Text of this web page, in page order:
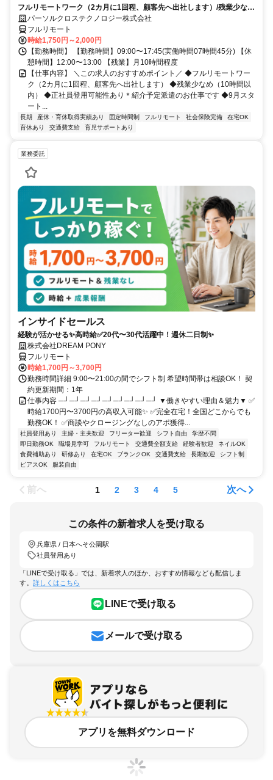
フルリモートワーク（2カ月に1回程、顧客先へ出社します）/残業少なめ
（10時間以内）/正社員登用可能性あり＊紹介予定派遣のお仕事です/9月
スタート/経験を活かせます
パーソルクロステクノロジー株式会社
フルリモート
時給1,750円～2,000円
【勤務時間】 【勤務時間】09:00〜17:45(実働時間07時間45分) 【休
憩時間】12:00〜13:00 【残業】月10時間程度
【仕事内容】 ＼この求人のおすすめポイント／ ◆フルリモートワー
ク（2カ月に1回程、顧客先へ出社します） ◆残業少なめ（10時間以
内） ◆正社員登用可能性あり＊紹介予定派遣のお仕事です ◆9月スタ
ート...
長期 産休・育休取得実績あり 固定時間制 フルリモート 社会保険完備
在宅OK
育休あり
交通費支給 育児サポートあり
業務委託
インサイドセールス
経験が活かせる✨高時給✅20代〜30代活躍中！週休二日制✨
株式会社DREAM PONY
フルリモート
時給1,700円～3,700円
勤務時間詳細 9:00〜21:00の間でシフト制 希望時間帯は相談OK！ 契
約更新期間：1年
仕事内容 ─┘─┘─┘─┘─┘─┘─┘─┘─┘ ▼働きやすい理由＆魅力▼ ✅
時給1700円〜3700円の高収入可能✨ ✅完全在宅！全国どこからでも
勤務OK！ ✅商談やクロージングなしのアポ獲得...
社員登用あり 主婦・主夫歓迎 フリーター歓迎 シフト自由
学歴不問
即日勤務OK
職場見学可 フルリモート 交通費全額支給 経験者歓迎
ネイルOK
食費補助あり
研修あり 在宅OK ブランクOK 交通費支給 長期歓迎
シフト制
ピアスOK
服装自由
前へ 1 2 3 4 5 次へ
この条件の新着求人を受け取る
兵庫県 / 日本へそ公園駅
社員登用あり
「LINEで受け取る」では、新着求人のほか、おすすめ情報なども配信しま
す。 詳しくはこちら
LINEで受け取る
メールで受け取る
アプリを無料ダウンロード